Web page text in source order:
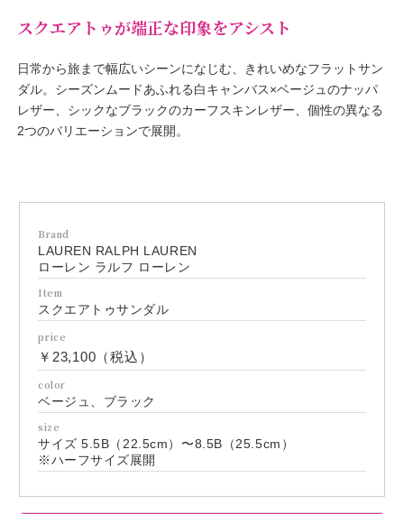
スクエアトゥが端正な印象をアシスト
日常から旅まで幅広いシーンになじむ、きれいめなフラットサン
ダル。シーズンムードあふれる白キャンバス×ベージュのナッパ
レザー、シックなブラックのカーフスキンレザー、個性の異なる
2つのバリエーションで展開。
Brand
LAUREN RALPH LAUREN
ローレン ラルフ ローレン
Item
スクエアトゥサンダル
price
￥23,100（税込）
color
ベージュ、ブラック
size
サイズ 5.5B（22.5cm）〜8.5B（25.5cm）
※ハーフサイズ展開